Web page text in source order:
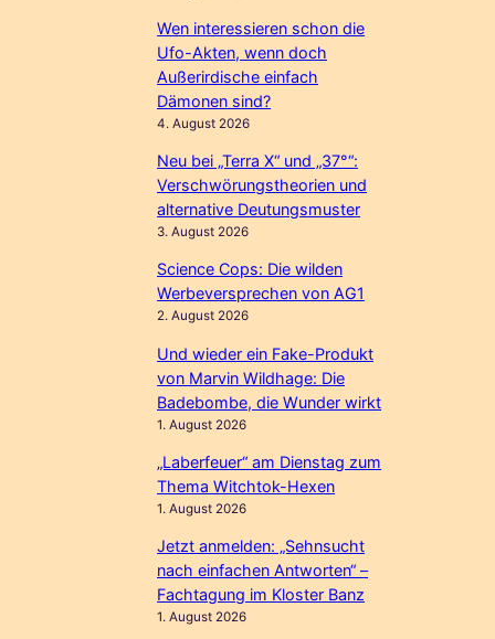
Wen interessieren schon die
Ufo-Akten, wenn doch
Außerirdische einfach
Dämonen sind?
4. August 2026
Neu bei „Terra X“ und „37°“:
Verschwörungstheorien und
alternative Deutungsmuster
3. August 2026
Science Cops: Die wilden
Werbeversprechen von AG1
2. August 2026
Und wieder ein Fake-Produkt
von Marvin Wildhage: Die
Badebombe, die Wunder wirkt
1. August 2026
„Laberfeuer“ am Dienstag zum
Thema Witchtok-Hexen
1. August 2026
Jetzt anmelden: „Sehnsucht
nach einfachen Antworten“ –
Fachtagung im Kloster Banz
1. August 2026